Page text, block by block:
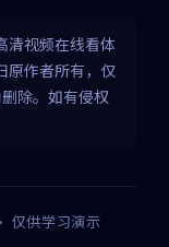
清视频在线看体
原作者所有，仅
除。如有侵权
供学习演示